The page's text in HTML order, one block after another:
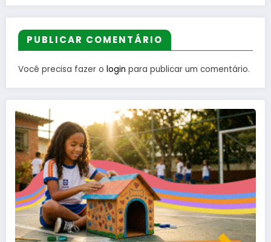
PUBLICAR COMENTÁRIO
Você precisa fazer o login para publicar um comentário.